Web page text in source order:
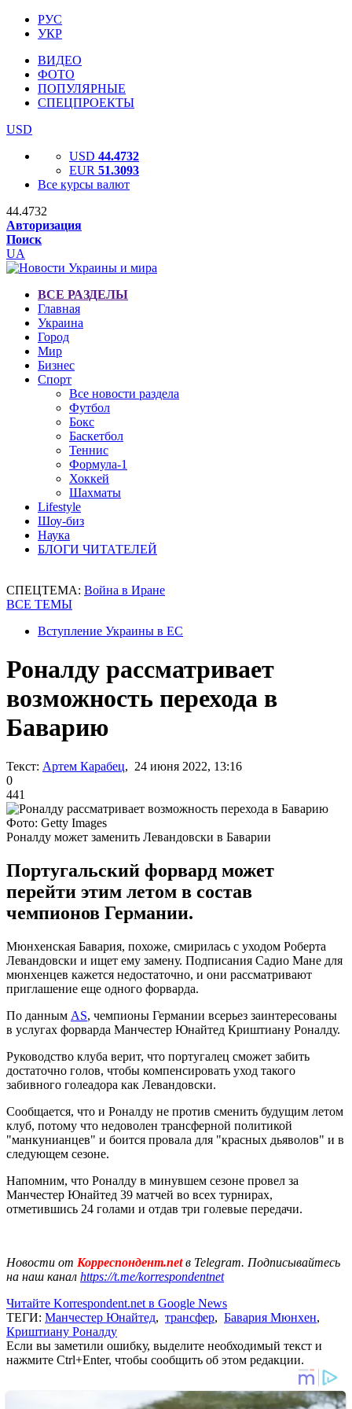
РУС
УКР
ВИДЕО
ФОТО
ПОПУЛЯРНЫЕ
СПЕЦПРОЕКТЫ
USD
USD 44.4732
EUR 51.3093
Все курсы валют
44.4732
Авторизация
Поиск
UA
ВСЕ РАЗДЕЛЫ
Главная
Украина
Город
Мир
Бизнес
Спорт
Все новости раздела
Футбол
Бокс
Баскетбол
Теннис
Формула-1
Хоккей
Шахматы
Lifestyle
Шоу-биз
Наука
БЛОГИ ЧИТАТЕЛЕЙ
СПЕЦТЕМА: Война в Иране
ВСЕ ТЕМЫ
Вступление Украины в ЕС
Роналду рассматривает
возможность перехода в
Баварию
Текст: Артем Карабец, 24 июня 2022, 13:16
0
441
Фото: Getty Images
Роналду может заменить Левандовски в Баварии
Португальский форвард может
перейти этим летом в состав
чемпионов Германии.
Мюнхенская Бавария, похоже, смирилась с уходом Роберта
Левандовски и ищет ему замену. Подписания Садио Мане для
мюнхенцев кажется недостаточно, и они рассматривают
приглашение еще одного форварда.
По данным AS, чемпионы Германии всерьез заинтересованы
в услугах форварда Манчестер Юнайтед Криштиану Роналду.
Руководство клуба верит, что португалец сможет забить
достаточно голов, чтобы компенсировать уход такого
забивного голеадора как Левандовски.
Сообщается, что и Роналду не против сменить будущим летом
клуб, потому что недоволен трансферной политикой
"манкунианцев" и боится провала для "красных дьяволов" и в
следующем сезоне.
Напомним, что Роналду в минувшем сезоне провел за
Манчестер Юнайтед 39 матчей во всех турнирах,
отметившись 24 голами и отдав три голевые передачи.
Новости от Корреспондент.netв Telegram. Подписывайтесь
на наш канал https://t.me/korrespondentnet
Читайте Korrespondent.net в Google News
ТЕГИ: Манчестер Юнайтед, трансфер, Бавария Мюнхен,
Криштиану Роналду
Если вы заметили ошибку, выделите необходимый текст и
нажмите Ctrl+Enter, чтобы сообщить об этом редакции.